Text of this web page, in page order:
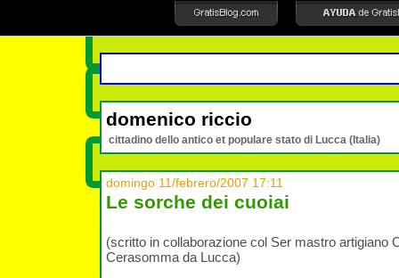
domenico riccio
cittadino dello antico et populare stato di Lucca (Italia)
domingo 11/febrero/2007 17:11
Le sorche dei cuoiai
(scritto in collaborazione col Ser mastro artigiano
Cerasomma da Lucca)